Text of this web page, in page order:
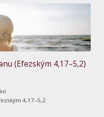
(Efezským 4,17–5,2)
4,17–5,2